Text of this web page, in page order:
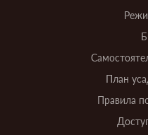
План
Правила